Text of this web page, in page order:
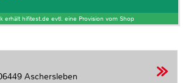
erhält hifitest.de evtl. eine Provision vom Shop
Aschersleben